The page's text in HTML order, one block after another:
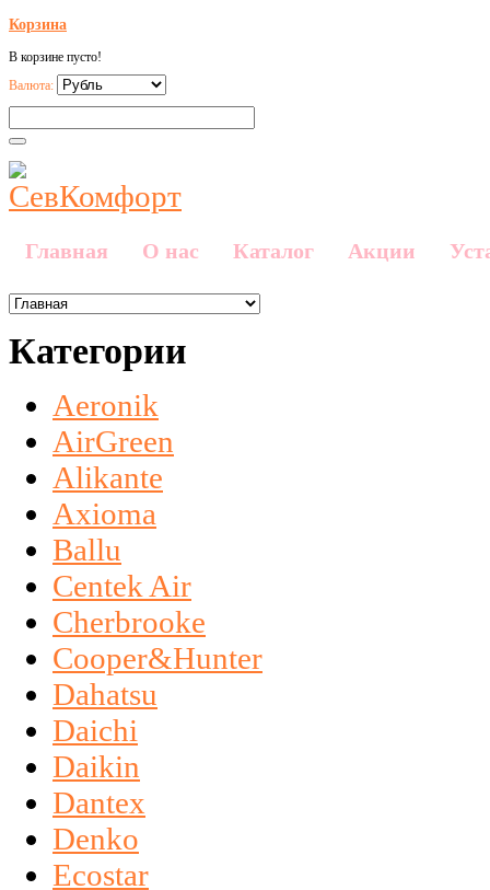
Корзина
В корзине пусто!
Валюта:
Главная О нас Каталог Акции
Категории
Aeronik
AirGreen
Alikante
Axioma
Ballu
Centek Air
Cherbrooke
Cooper&Hunter
Dahatsu
Daichi
Daikin
Dantex
Denko
Ecostar